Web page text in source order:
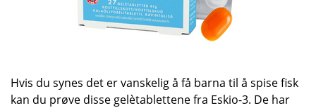
Hvis du synes det er vanskelig å få barna til å spise fisk
kan du prøve disse gelètablettene fra Eskio-3. De har